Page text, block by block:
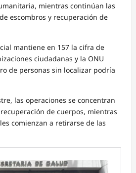
mientras continúan las
escombros y recuperación de
mantiene en 157 la cifra de
ciudadanas y la ONU
de personas sin localizar podría
las operaciones se concentran
de cuerpos, mientras
comienzan a retirarse de las